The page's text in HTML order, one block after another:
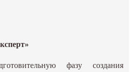
Наука
Спецпроекты
фазу создания